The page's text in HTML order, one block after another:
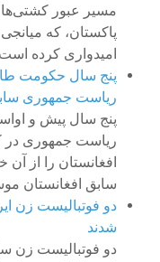
مسیر عبور کشتی‌ها
پاکستان، که
امیدواری کرده است
پنج سال حکومت
ریاست جمهوری
پنج سال پیش و
ریاست جمهوری در
افغانستان را از
سابق افغانستان
دو فوتبالیست زن
شدند
دو فوتبالیست زن